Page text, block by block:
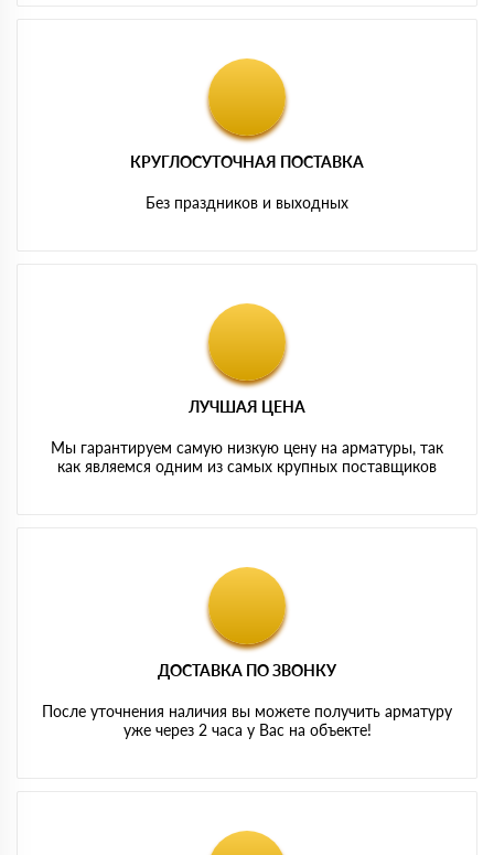
КРУГЛОСУТОЧНАЯ ПОСТАВКА
Без праздников и выходных
ЛУЧШАЯ ЦЕНА
Мы гарантируем самую низкую цену на арматуры, так
как являемся одним из самых крупных поставщиков
ДОСТАВКА ПО ЗВОНКУ
После уточнения наличия вы можете получить арматуру
уже через 2 часа у Вас на объекте!